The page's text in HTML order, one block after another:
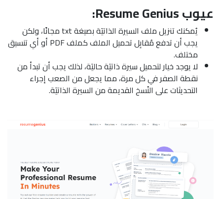
عيوب Resume Genius:
يُمكنك تنزيل ملف السيرة الذاتيَة بصيغة txt مجانًا، ولكن
يجب أن تدفع مُقابِل تحميل الملف كملف PDF أو أي تنسيق
مختلف.
لا يوجد خيار لتحميل سيرة ذاتيَة حاليَة، لذلك يجب أن تبدأ من
نقطة الصفر في كل مرة، مما يجعل من الصعب إجراء
التحديثات على النُسخ القديمة من السيرة الذاتيَة.